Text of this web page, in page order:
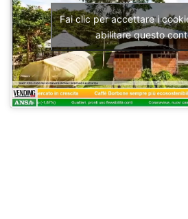
Fai clic per accettare i
abilitare questo